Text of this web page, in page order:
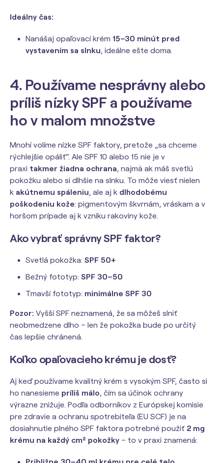
Ideálny čas:
Nanášaj opaľovací krém 15–30 minút pred
vystavením sa slnku, ideálne ešte doma.
4. Používame nesprávny alebo
príliš nízky SPF a používame
ho v malom množstve
Mnohí volíme nízke SPF faktory, pretože „sa chceme
rýchlejšie opáliť“. Ale SPF 10 alebo 15 nie je v
praxi takmer žiadna ochrana, najmä ak máš svetlú
pokožku alebo si dlhšie na slnku. To môže viesť nielen
k akútnemu spáleniu, ale aj k dlhodobému
poškodeniu kože: pigmentovým škvrnám, vráskam a v
horšom prípade aj k vzniku rakoviny kože.
Ako vybrať správny SPF faktor?
Svetlá pokožka: SPF 50+
Bežný fototyp: SPF 30–50
Tmavší fototyp: minimálne SPF 30
Pozor: Vyšší SPF neznamená, že sa môžeš slniť
neobmedzene dlho – len že pokožka bude po určitý
čas lepšie chránená.
Koľko opaľovacieho krému je dosť?
Aj keď používame kvalitný krém s vysokým SPF, často si
ho nanesieme príliš málo, čím sa účinok ochrany
výrazne znižuje. Podľa odborníkov z Európskej komisie
pre zdravie a ochranu spotrebiteľa (EU SCF) je na
dosiahnutie plného SPF faktora potrebné použiť 2 mg
krému na každý cm² pokožky – to v praxi znamená: